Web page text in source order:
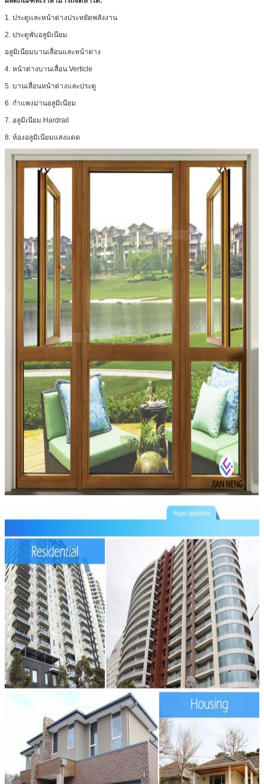
1. ประตูและหน้าต่างประหยัดพลังงาน
2. ประตูพับอลูมิเนียม
อลูมิเนียมบานเลื่อนและหน้าต่าง
4. หน้าต่างบานเลื่อน Verticle
5. บานเลื่อนหน้าต่างและประตู
6. กำแพงม่านอลูมิเนียม
7. อลูมิเนียม Hardrail
8. ห้องอลูมิเนียมแสงแดด